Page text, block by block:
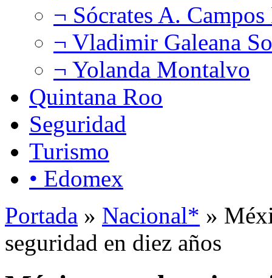
¬ Sócrates A.
¬ Vladimir Galeana
¬ Yolanda Montalvo
Quintana Roo
Seguridad
Turismo
• Edomex
Portada » Nacional* »
seguridad en diez años